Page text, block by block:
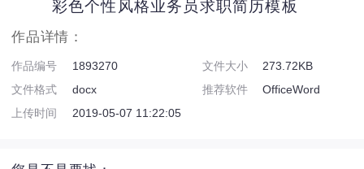
彩色个性风格业务员求职简历模板
作品详情：
作品编号 1893270 文件大小
273.72KB
文件格式
docx 推荐软件
OfficeWord
上传时间
2019-05-07 11:22:05